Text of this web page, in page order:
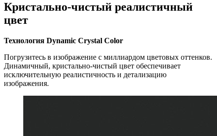
Кристально-чистый реалистичный
цвет
Технология Dynamic Crystal Color
Погрузитесь в изображение с миллиардом цветовых оттенков.
Динамичный, кристально-чистый цвет обеспечивает
исключительную реалистичность и детализацию
изображения.